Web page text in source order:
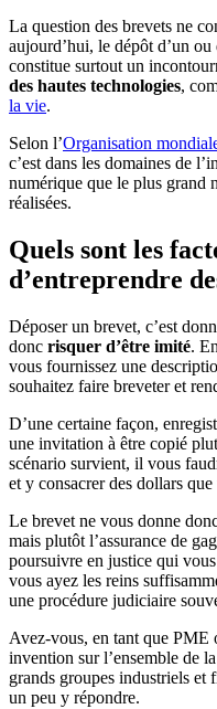
La question des brevets ne
aujourd’hui, le dépôt d’un
constitue surtout un
des hautes technologies,
la vie.
Selon l’Organisation
c’est dans les domaines de
numérique que le plus grand
réalisées.
Quels sont les
d’entreprendre
Déposer un brevet, c’est
donc risquer d’être imité.
vous fournissez une
souhaitez faire breveter et
D’une certaine façon,
une invitation à être copié
scénario survient, il vous
et y consacrer des dollars
Le brevet ne vous donne
mais plutôt l’assurance de
poursuivre en justice qui
vous ayez les reins
une procédure judiciaire
Avez-vous, en tant que PME
invention sur l’ensemble de
grands groupes industriels et
un peu y répondre.